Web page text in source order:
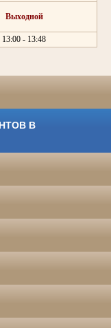
Выходной
13:00 - 13:48
В